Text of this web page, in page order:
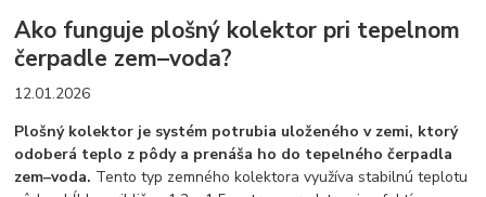
Ako funguje plošný kolektor pri tepelnom
čerpadle zem–voda?
12.01.2026
Plošný kolektor je systém potrubia uloženého v zemi, ktorý
odoberá teplo z pôdy a prenáša ho do tepelného čerpadla
zem–voda. Tento typ zemného kolektora využíva stabilnú teplotu